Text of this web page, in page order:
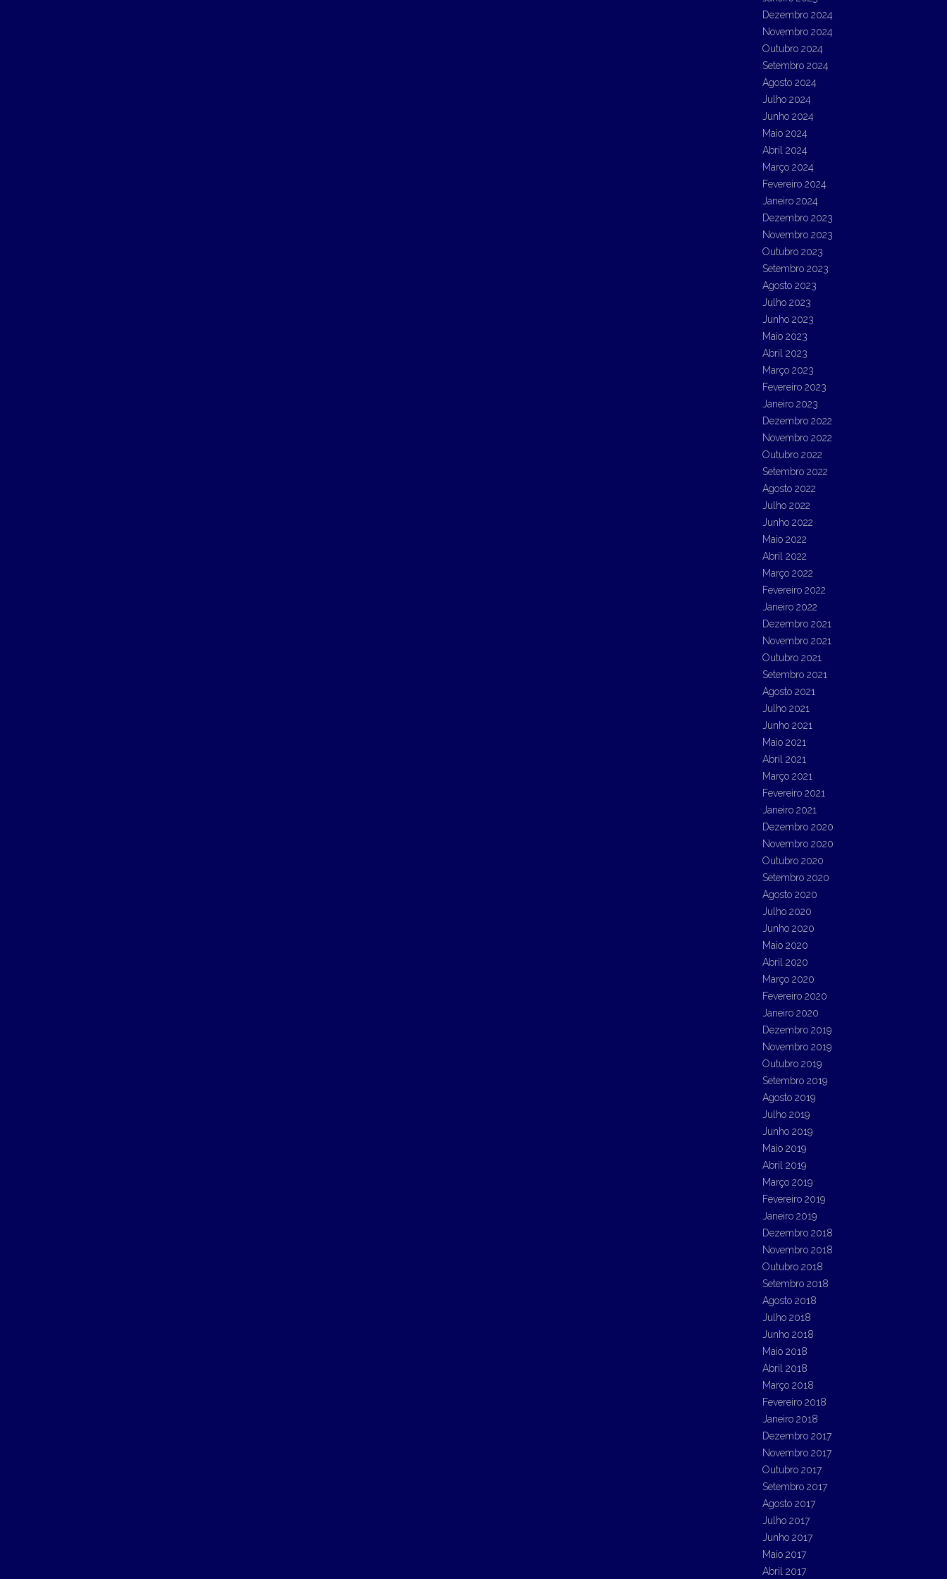
Dezembro 2024
Novembro 2024
Outubro 2024
Setembro 2024
Agosto 2024
Julho 2024
Junho 2024
Maio 2024
Abril 2024
Março 2024
Fevereiro 2024
Janeiro 2024
Dezembro 2023
Novembro 2023
Outubro 2023
Setembro 2023
Agosto 2023
Julho 2023
Junho 2023
Maio 2023
Abril 2023
Março 2023
Fevereiro 2023
Janeiro 2023
Dezembro 2022
Novembro 2022
Outubro 2022
Setembro 2022
Agosto 2022
Julho 2022
Junho 2022
Maio 2022
Abril 2022
Março 2022
Fevereiro 2022
Janeiro 2022
Dezembro 2021
Novembro 2021
Outubro 2021
Setembro 2021
Agosto 2021
Julho 2021
Junho 2021
Maio 2021
Abril 2021
Março 2021
Fevereiro 2021
Janeiro 2021
Dezembro 2020
Novembro 2020
Outubro 2020
Setembro 2020
Agosto 2020
Julho 2020
Junho 2020
Maio 2020
Abril 2020
Março 2020
Fevereiro 2020
Janeiro 2020
Dezembro 2019
Novembro 2019
Outubro 2019
Setembro 2019
Agosto 2019
Julho 2019
Junho 2019
Maio 2019
Abril 2019
Março 2019
Fevereiro 2019
Janeiro 2019
Dezembro 2018
Novembro 2018
Outubro 2018
Setembro 2018
Agosto 2018
Julho 2018
Junho 2018
Maio 2018
Abril 2018
Março 2018
Fevereiro 2018
Janeiro 2018
Dezembro 2017
Novembro 2017
Outubro 2017
Setembro 2017
Agosto 2017
Julho 2017
Junho 2017
Maio 2017
Abril 2017